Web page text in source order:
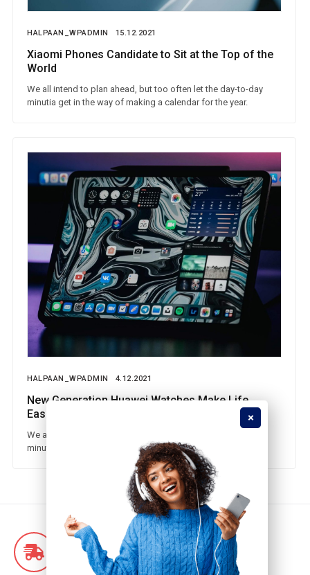
HALPAAN_WPADMIN 15.12.2021
Xiaomi Phones Candidate to Sit at the Top of the
World
We all intend to plan ahead, but too often let the day-to-day
minutia get in the way of making a calendar for the year.
HALPAAN_WPADMIN 4.12.2021
New Generation Huawei Watches Make Life
Easier
We all intend to plan ahead, but too often let the day-to-day
minutia get in the way of making a calendar for the year.
Nopea toimitus!
Ilmainen toimitus yli 500€ ostoksille!